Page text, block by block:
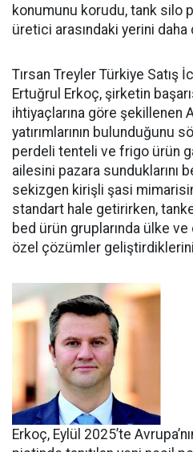
konumunu korudu, tank silo
üretici arasındaki yerini
Tırsan Treyler Türkiye Satış
Ertuğrul Er­koç, şirketin
ihtiyaçlarına göre şekillenen
yatırımlarının bulunduğunu
perdeli tenteli ve frigo ürün
ailesini pazara sundukları­nı
sekizgen kirişli şasi
standart hale getirir­ken,
bed ürün gruplarında ülke
özel çözüm­ler
Erkoç, Eylül 2025’te